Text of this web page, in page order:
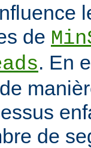
de
. En
de